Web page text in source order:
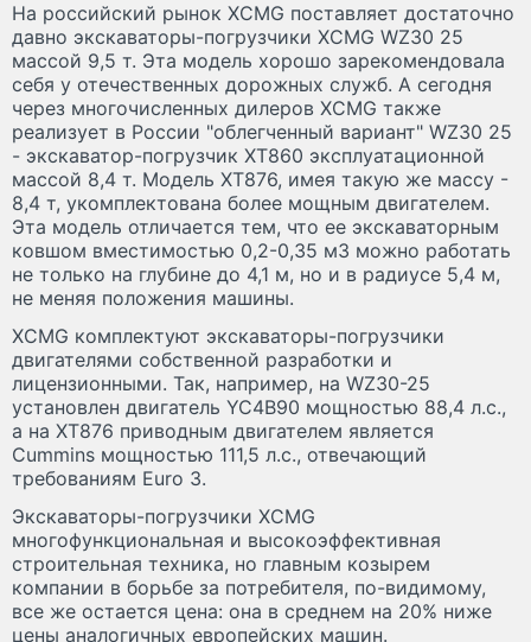
На российский рынок XCMG поставляет достаточно
давно экскаваторы-погрузчики XCMG WZ30 25
массой 9,5 т. Эта модель хорошо зарекомендовала
себя у отечественных дорожных служб. А сегодня
через многочисленных дилеров XCMG также
реализует в России "облегченный вариант" WZ30 25
- экскаватор-погрузчик XT860 эксплуатационной
массой 8,4 т. Модель XT876, имея такую же массу -
8,4 т, укомплектована более мощным двигателем.
Эта модель отличается тем, что ее экскаваторным
ковшом вместимостью 0,2-0,35 м3 можно работать
не только на глубине до 4,1 м, но и в радиусе 5,4 м,
не меняя положения машины.
XCMG комплектуют экскаваторы-погрузчики
двигателями собственной разработки и
лицензионными. Так, например, на WZ30-25
установлен двигатель YC4B90 мощностью 88,4 л.с.,
а на XT876 приводным двигателем является
Cummins мощностью 111,5 л.с., отвечающий
требованиям Euro 3.
Экскаваторы-погрузчики XCMG
многофункциональная и высокоэффективная
строительная техника, но главным козырем
компании в борьбе за потребителя, по-видимому,
все же остается цена: она в среднем на 20% ниже
цены аналогичных европейских машин.